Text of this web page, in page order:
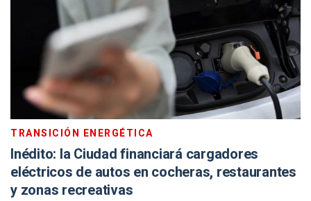
TRANSICIÓN ENERGÉTICA
Inédito: la Ciudad financiará cargadores
eléctricos de autos en cocheras, restaurantes
y zonas recreativas